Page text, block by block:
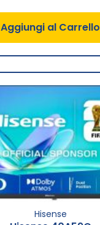
Aggiungi al Carrello
Hisense